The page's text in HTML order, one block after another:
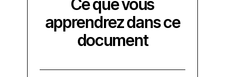
Ce que vous
apprendrez dans ce
document